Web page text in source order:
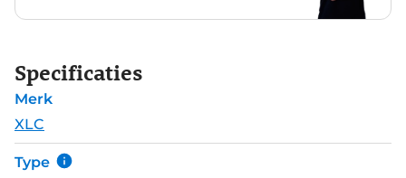
Specificaties
Merk
XLC
Type